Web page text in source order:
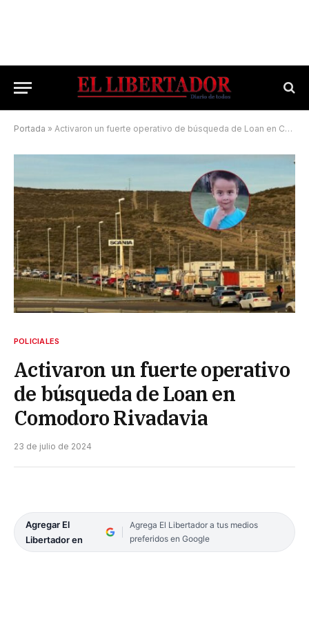
Portada » Activaron un fuerte operativo de búsqueda de Loan en Comodoro Rivadavia
POLICIALES
Activaron un fuerte operativo
de búsqueda de Loan en
Comodoro Rivadavia
23 de julio de 2024
Agregar El
Libertador en
Agrega El Libertador a tus medios
preferidos en Google